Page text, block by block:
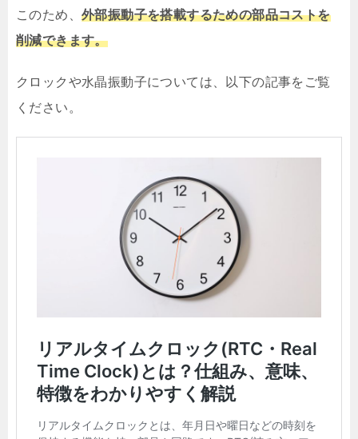
このため、 外部振動子を搭載するための部品コストを
削減できます。
クロックや水晶振動子については、以下の記事をご覧
ください。